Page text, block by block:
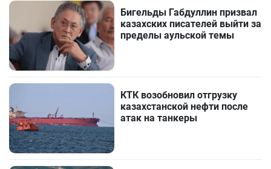
Бигельды Габдуллин призвал
казахских писателей выйти за
пределы аульской темы
КТК возобновил отгрузку
казахстанской нефти после
атак на танкеры